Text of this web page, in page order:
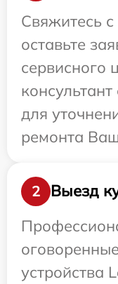
Свяжитесь
оставьте
сервисного
для
ремонта
2
Выезд
устройства